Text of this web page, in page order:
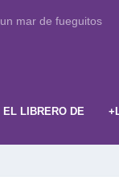
mar de fueguitos
EL LIBRERO DE